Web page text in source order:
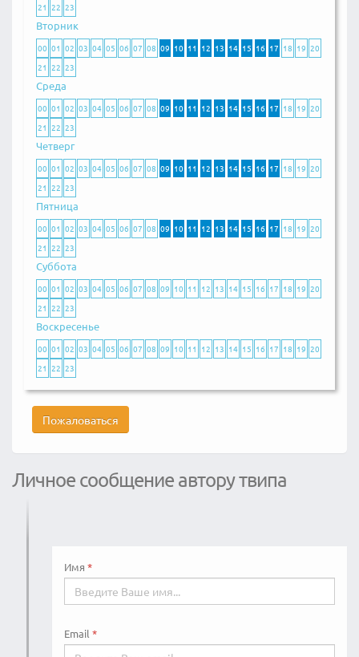
21 22 23
Вторник
00 01 02 03 04 05 06 07 08 09 10 11 12 13 14 15 16 17 18 19 20
21 22 23
Среда
00 01 02 03 04 05 06 07 08 09 10 11 12 13 14 15 16 17 18 19 20
21 22 23
Четверг
00 01 02 03 04 05 06 07 08 09 10 11 12 13 14 15 16 17 18 19 20
21 22 23
Пятница
00 01 02 03 04 05 06 07 08 09 10 11 12 13 14 15 16 17 18 19 20
21 22 23
Суббота
00 01 02 03 04 05 06 07 08 09 10 11 12 13 14 15 16 17 18 19 20
21 22 23
Воскресенье
00 01 02 03 04 05 06 07 08 09 10 11 12 13 14 15 16 17 18 19 20
21 22 23
Пожаловаться
Личное сообщение автору твипа
Имя
Email